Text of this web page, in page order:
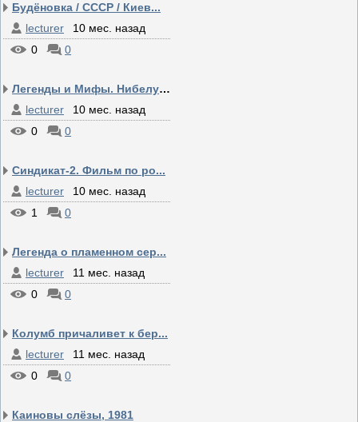
Будёновка / CCCР / Киев...
lecturer
10 мес. назад
0
0
Легенды и Мифы. Нибелун...
lecturer
10 мес. назад
0
0
Синдикат-2. Фильм по ро...
lecturer
10 мес. назад
1
0
Легенда о пламенном сер...
lecturer
11 мес. назад
0
0
Колумб причаливет к бер...
lecturer
11 мес. назад
0
0
Каиновы слёзы, 1981